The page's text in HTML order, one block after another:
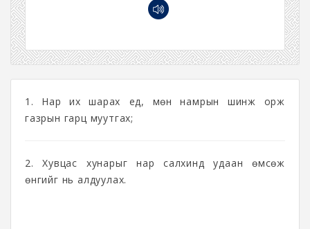
1. Нар их шарах үед, мөн намрын шинж орж
газрын гарц муутгах;
2. Хувцас хунарыг нар салхинд удаан өмсөж
өнгийг нь алдуулах.